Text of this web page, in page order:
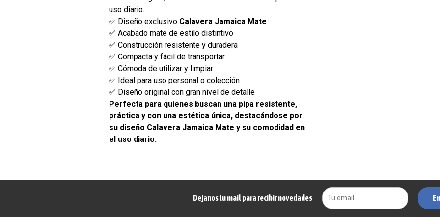
uso diario.
✅ Diseño exclusivo Calavera Jamaica Mate
✅ Acabado mate de estilo distintivo
✅ Construcción resistente y duradera
✅ Compacta y fácil de transportar
✅ Cómoda de utilizar y limpiar
✅ Ideal para uso personal o colección
✅ Diseño original con gran nivel de detalle
Perfecta para quienes buscan una pipa resistente,
práctica y con una estética única, destacándose por
su diseño Calavera Jamaica Mate y su comodidad en
el uso diario.
Dejanos tu mail para recibir novedades